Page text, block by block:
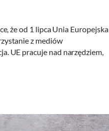
że od 1 lipca Unia Europejska
z mediów
UE pracuje nad narzędziem,